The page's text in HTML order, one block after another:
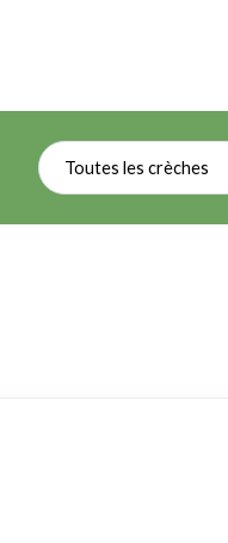
Toutes les crèches